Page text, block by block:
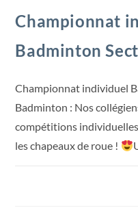
Championnat
Badminton
Championnat individuel
Badminton : Nos
compétitions
les chapeaux de roue !